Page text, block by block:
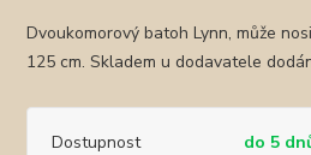
Dvoukomorový batoh Lynn, může
125 cm. Skladem u dodavatele
Dostupnost
do 5